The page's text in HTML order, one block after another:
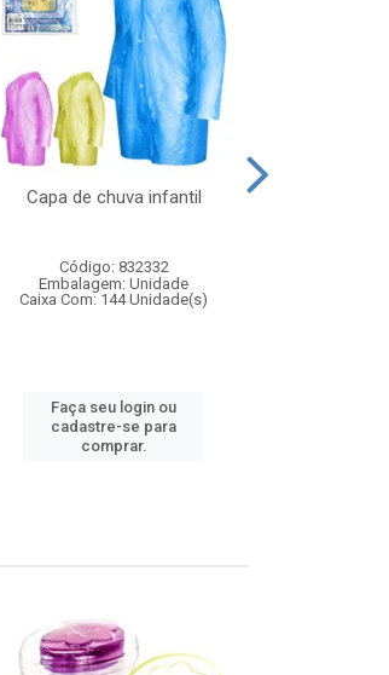
Capa de chuva infantil
Código: 832332
Embalagem: Unidade
Caixa Com: 144 Unidade(s)
Faça seu login ou
cadastre-se para
comprar.